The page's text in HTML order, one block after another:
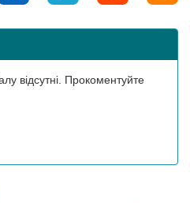
відсутні. Прокоментуйте